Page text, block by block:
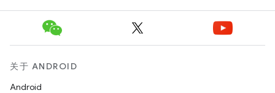
关于 ANDROID
Android